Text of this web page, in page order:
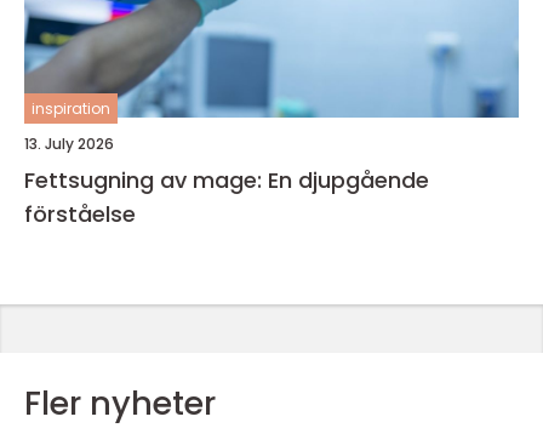
inspiration
13. July 2026
Fettsugning av mage: En djupgående
förståelse
Fler nyheter